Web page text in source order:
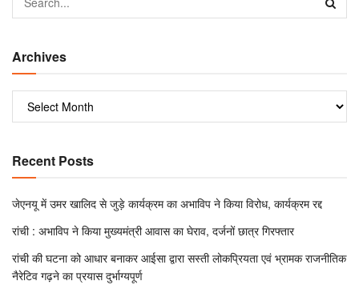
Archives
Recent Posts
जेएनयू में उमर खालिद से जुड़े कार्यक्रम का अभाविप ने किया विरोध, कार्यक्रम रद्द
रांची : अभाविप ने किया मुख्यमंत्री आवास का घेराव, दर्जनों छात्र गिरफ्तार
रांची की घटना को आधार बनाकर आईसा द्वारा सस्ती लोकप्रियता एवं भ्रामक राजनीतिक
नैरेटिव गढ़ने का प्रयास दुर्भाग्यपूर्ण